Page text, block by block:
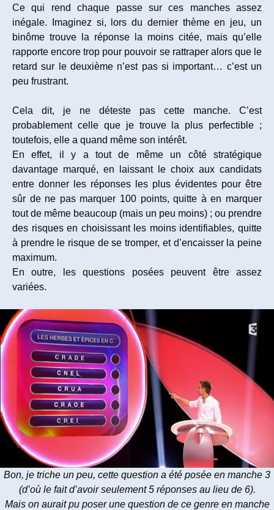
Ce qui rend chaque passe sur ces manches assez
inégale. Imaginez si, lors du dernier thème en jeu, un
binôme trouve la réponse la moins citée, mais qu’elle
rapporte encore trop pour pouvoir se rattraper alors que le
retard sur le deuxième n’est pas si important… c’est un
peu frustrant.
Cela dit, je ne déteste pas cette manche. C’est
probablement celle que je trouve la plus perfectible ;
toutefois, elle a quand même son intérêt.
En effet, il y a tout de même un côté stratégique
davantage marqué, en laissant le choix aux candidats
entre donner les réponses les plus évidentes pour être
sûr de ne pas marquer 100 points, quitte à en marquer
tout de même beaucoup (mais un peu moins) ; ou prendre
des risques en choisissant les moins identifiables, quitte
à prendre le risque de se tromper, et d’encaisser la peine
maximum.
En outre, les questions posées peuvent être assez
variées.
Bon, je triche un peu, cette question a été posée en manche 3
(d’où le fait d’avoir seulement 5 réponses au lieu de 6).
Mais on aurait pu poser une question de ce genre en manche